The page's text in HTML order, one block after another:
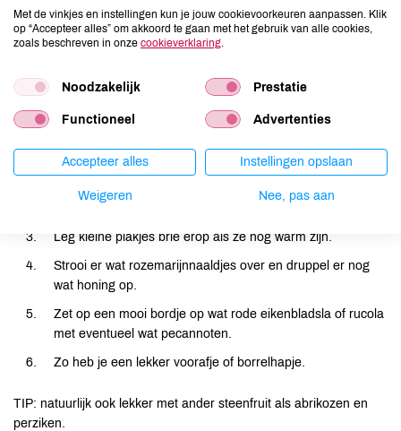
grillpan of bbq
Bereiding
Snij de nectarines doormidden en haal de pit eruit.
Verhit een grillpan of gebruik de bbq. Grill de nectarines
Leg kleine plakjes brie erop als ze nog warm zijn.
Strooi er wat rozemarijnnaaldjes over en druppel er nog
wat honing op.
Zet op een mooi bordje op wat rode eikenbladsla of rucola
met eventueel wat pecannoten.
Zo heb je een lekker voorafje of borrelhapje.
TIP: natuurlijk ook lekker met ander steenfruit als abrikozen en
perziken.
Met de vinkjes en instellingen kun je jouw cookievoorkeuren aanpassen. Klik
op “Accepteer alles” om akkoord te gaan met het gebruik van alle cookies,
zoals beschreven in onze cookieverklaring.
Noodzakelijk Prestatie
Functioneel Advertenties
Accepteer alles Instellingen opslaan
Weigeren Nee, pas aan